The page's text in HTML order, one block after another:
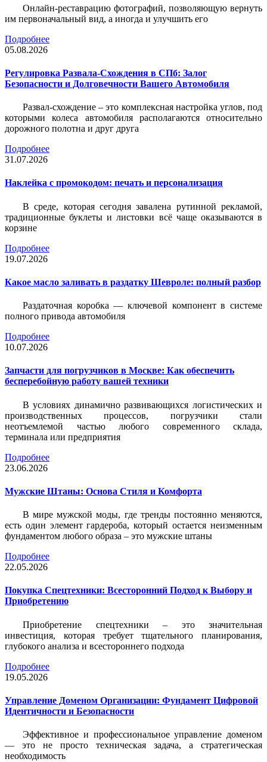
Онлайн-реставрацию фотографий, позволяющую вернуть
им первоначальный вид, а иногда и улучшить его
Подробнее
05.08.2026
Регулировка Развала-Схождения в СПб: Залог
Безопасности и Долговечности Вашего Автомобиля
Развал-схождение – это комплексная настройка углов, под
которыми колеса автомобиля располагаются относительно
дорожного полотна и друг друга
Подробнее
31.07.2026
Наклейка c промокодом: печать и персонализация
В среде, которая сегодня завалена рутинной рекламой,
традиционные буклеты и листовки всё чаще оказываются в
корзине
Подробнее
19.07.2026
Какое масло заливать в раздатку Шевроле: полный разбор
Раздаточная коробка — ключевой компонент в системе
полного привода автомобиля
Подробнее
10.07.2026
Запчасти для погрузчиков в Москве: Как обеспечить
бесперебойную работу вашей техники
В условиях динамично развивающихся логистических и
производственных процессов, погрузчики стали
неотъемлемой частью любого современного склада,
терминала или предприятия
Подробнее
23.06.2026
Мужские Штаны: Основа Стиля и Комфорта
В мире мужской моды, где тренды постоянно меняются,
есть один элемент гардероба, который остается неизменным
фундаментом любого образа – это мужские штаны
Подробнее
22.05.2026
Покупка Спецтехники: Всесторонний Подход к Выбору и
Приобретению
Приобретение спецтехники – это значительная
инвестиция, которая требует тщательного планирования,
глубокого анализа и всестороннего подхода
Подробнее
19.05.2026
Управление Доменом Организации: Фундамент Цифровой
Идентичности и Безопасности
Эффективное и профессиональное управление доменом
— это не просто техническая задача, а стратегическая
необходимость